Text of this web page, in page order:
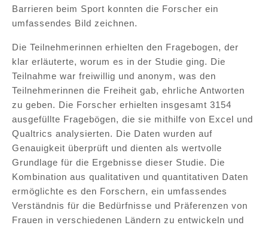
Barrieren beim Sport konnten die Forscher ein
umfassendes Bild zeichnen.
Die Teilnehmerinnen erhielten den Fragebogen, der
klar erläuterte, worum es in der Studie ging. Die
Teilnahme war freiwillig und anonym, was den
Teilnehmerinnen die Freiheit gab, ehrliche Antworten
zu geben. Die Forscher erhielten insgesamt 3154
ausgefüllte Fragebögen, die sie mithilfe von Excel und
Qualtrics analysierten. Die Daten wurden auf
Genauigkeit überprüft und dienten als wertvolle
Grundlage für die Ergebnisse dieser Studie. Die
Kombination aus qualitativen und quantitativen Daten
ermöglichte es den Forschern, ein umfassendes
Verständnis für die Bedürfnisse und Präferenzen von
Frauen in verschiedenen Ländern zu entwickeln und